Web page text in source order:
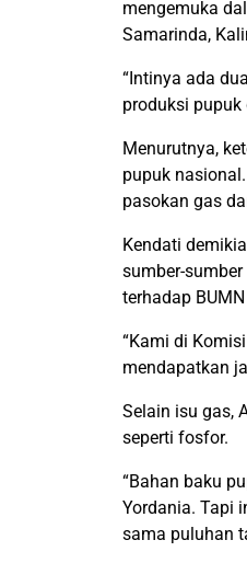
mengemuka
Samarinda,
“Intinya ada
produksi pupuk
Menurutnya,
pupuk
pasokan gas
Kendati
sumber-
terhadap
“Kami di
mendapatkan
Selain isu gas,
seperti fosfor.
“Bahan baku
Yordania. Tapi
sama puluhan